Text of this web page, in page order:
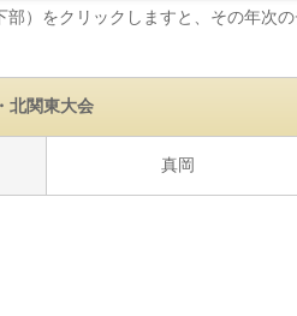
）をクリックしますと、その年次の
北関東大会
真岡